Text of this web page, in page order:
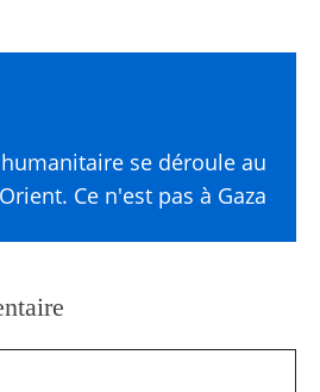
se déroule au
Ce n'est pas à Gaza